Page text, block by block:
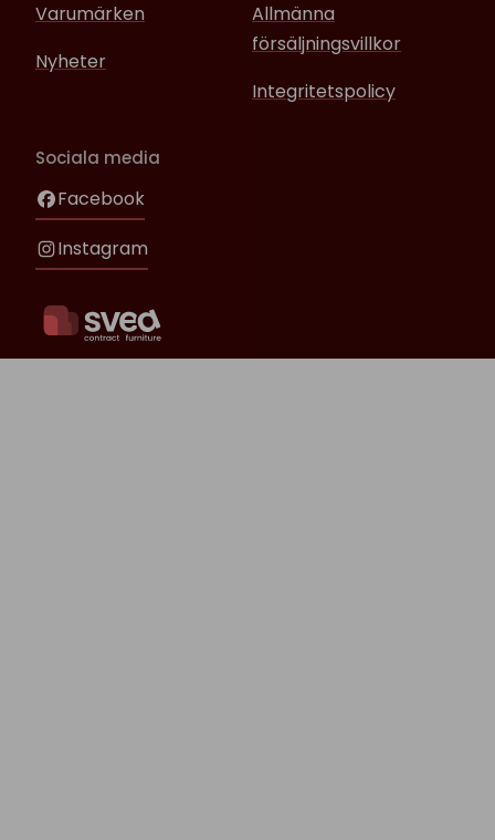
Varumärken
Nyheter
Allmänna
försäljningsvillkor
Integritetspolicy
Sociala media
Facebook
Instagram